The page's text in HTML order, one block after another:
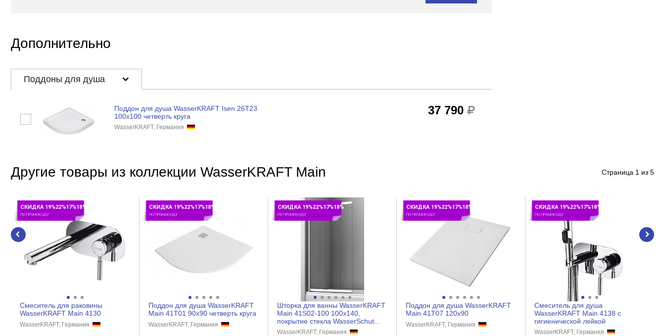
Дополнительно
Поддоны для душа
Поддон для душа WasserKRAFT Isen 26T23
100x100 четверть круга
WasserKRAFT, Германия
37 790
Другие товары из коллекции WasserKRAFT Main Страница 1 из 5
СКИДКА 19%22%17%18%
ПО ПРОМОКОДУ
Смеситель для раковины
WasserKRAFT Main 4130
WasserKRAFT, Германия
СКИДКА 19%22%17%18%
ПО ПРОМОКОДУ
Поддон для душа WasserKRAFT
Main 41T01 90x90 четверть круга
WasserKRAFT, Германия
СКИДКА 19%22%17%18%
ПО ПРОМОКОДУ
Шторка для ванны WasserKRAFT
Main 41S02-100 100х140,
покрытие стекла WasserSchut...
WasserKRAFT, Германия
СКИДКА 19%22%17%18%
ПО ПРОМОКОДУ
Поддон для душа WasserKRAFT
Main 41T07 120x90
WasserKRAFT, Германия
СКИДКА 19%22%17%18%
ПО ПРОМОКОДУ
Смеситель для душа
WasserKRAFT Main 4138 с
гигиенической лейкой
WasserKRAFT, Германия